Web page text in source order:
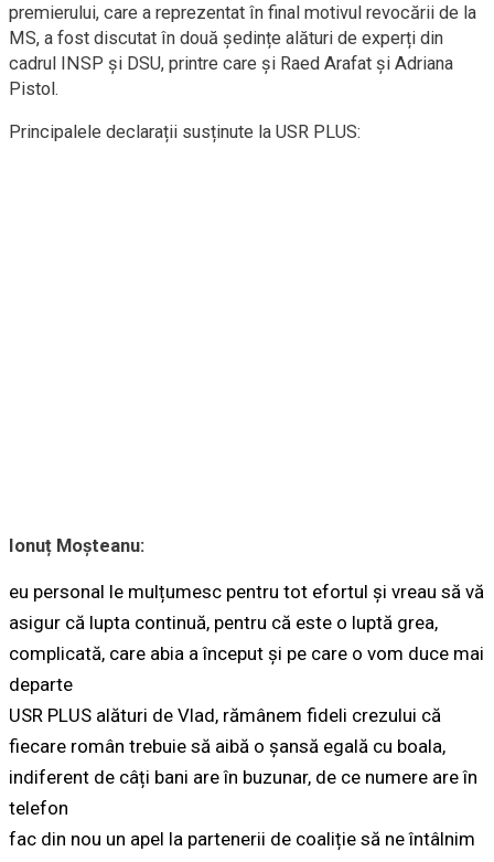
premierului, care a reprezentat în final motivul revocării de la
MS, a fost discutat în două ședințe alături de experți din
cadrul INSP și DSU, printre care și Raed Arafat și Adriana
Pistol.
Principalele declarații susținute la USR PLUS:
Ionuț Moșteanu:
eu personal le mulțumesc pentru tot efortul și vreau să vă
asigur că lupta continuă, pentru că este o luptă grea,
complicată, care abia a început și pe care o vom duce mai
departe
USR PLUS alături de Vlad, rămânem fideli crezului că
fiecare român trebuie să aibă o șansă egală cu boala,
indiferent de câți bani are în buzunar, de ce numere are în
telefon
fac din nou un apel la partenerii de coaliție să ne întâlnim